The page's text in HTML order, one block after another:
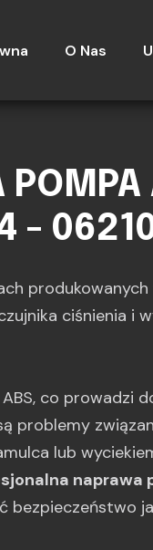
O Nas
POMPA
-
ciśnienia i
co prowadzi
problemy
lub
naprawa
bezpieczeństwo